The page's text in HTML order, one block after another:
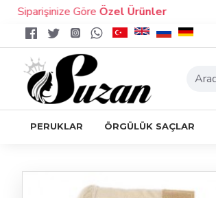
Göre Özel Ürünler
PERUKLAR ÖRGÜLÜK SAÇLAR